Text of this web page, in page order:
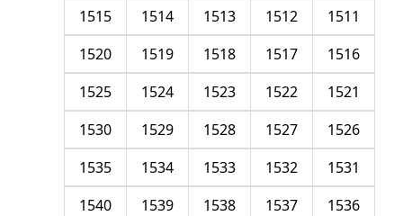
1511
1512
1513
1514
1515
1516
1517
1518
1519
1520
1521
1522
1523
1524
1525
1526
1527
1528
1529
1530
1531
1532
1533
1534
1535
1536
1537
1538
1539
1540